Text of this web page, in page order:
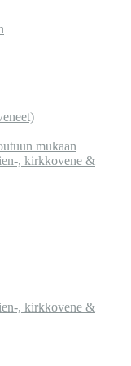
mukaan
, kirkkovene &
, kirkkovene &